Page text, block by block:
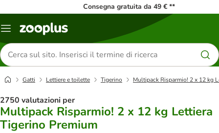
Consegna gratuita da 49 € **
Overview
Cerca
prodotti
Gatti Lettiere e toilette Tigerino Multipack Risparmio! 2 x 12 kg
2750 valutazioni per
Multipack Risparmio! 2 x 12 kg Lettiera
Tigerino Premium